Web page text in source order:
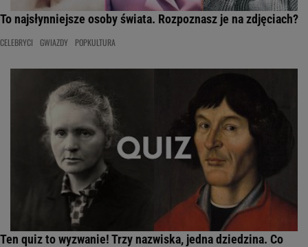
To najsłynniejsze osoby świata. Rozpoznasz je na zdjęciach?
CELEBRYCI GWIAZDY POPKULTURA
Ten quiz to wyzwanie! Trzy nazwiska, jedna dziedzina. Co